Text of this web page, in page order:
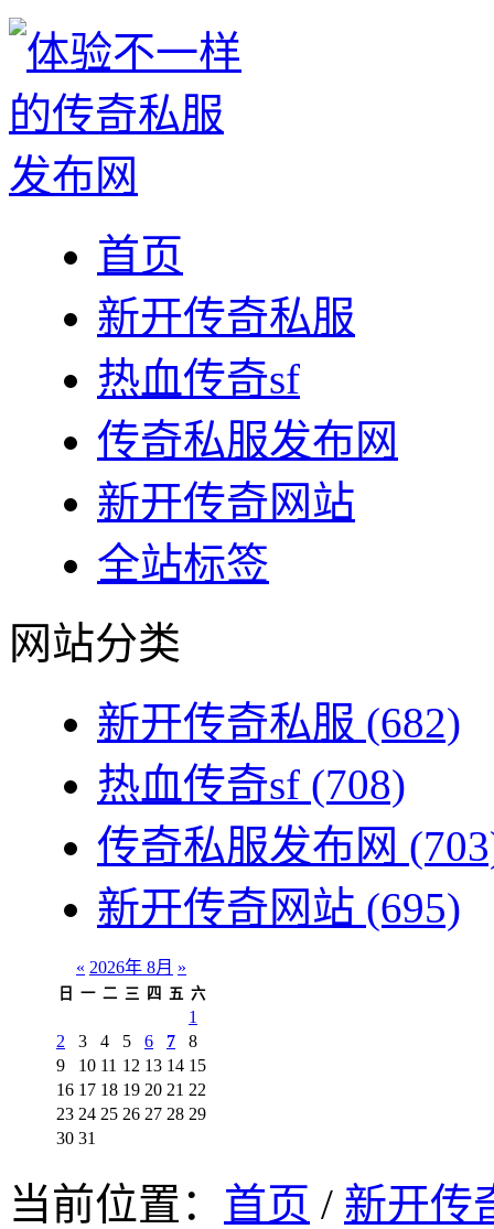
首页
新开传奇私服
热血传奇sf
传奇私服发布网
新开传奇网站
全站标签
网站分类
新开传奇私服 (682)
热血传奇sf (708)
传奇私服发布网
新开传奇网站 (695)
« 2026年 8月 »
日 一 二 三 四 五 六
1
2
3 4 5 6 7
8
9
10 11 12 13 14 15
16 17 18 19 20 21 22
23 24 25 26 27 28 29
30 31
当前位置： 首页 / 新开传